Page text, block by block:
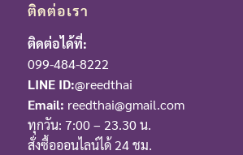
ติดต่อเรา
ติดต่อได้ที่:
099-484-8222
LINE ID:@reedthai
Email: reedthai@gmail.com
ทุกวัน: 7:00 – 23.30 น.
สั่งซื้อออนไลน์ได้ 24 ชม.